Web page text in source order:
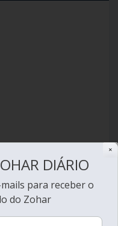
✕
DIÁRIO
para receber o
do Zohar